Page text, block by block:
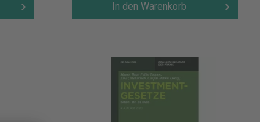
In den Warenkorb